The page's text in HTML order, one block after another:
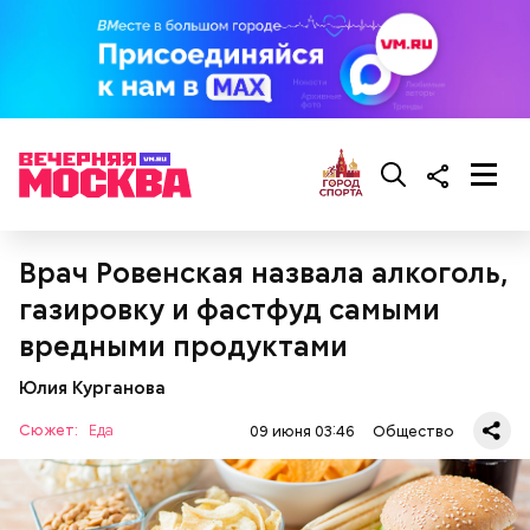
Врач Ровенская назвала алкоголь,
газировку и фастфуд самыми
вредными продуктами
Юлия Курганова
Сюжет: Еда 09 июня 03:46 Общество
Также не нужно есть дыню до корки, потому что
именно там скапливаются нитраты. И важно
собеседница «ВМ».